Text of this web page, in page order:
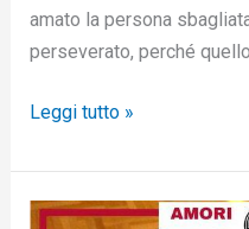
amato la persona
perseverato, perché
Leggi tutto »
Le